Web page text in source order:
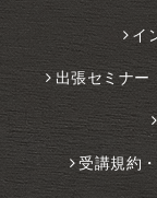
イ
出張セミナー
受講規約